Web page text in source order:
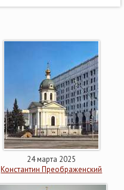
24 марта 2025
Константин Преображенский